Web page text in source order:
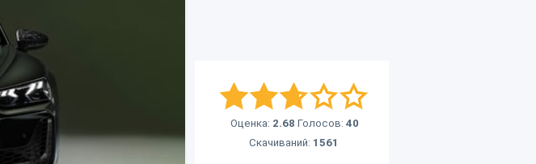
Оценка: 2.68 Голосов: 40
Скачиваний: 1561